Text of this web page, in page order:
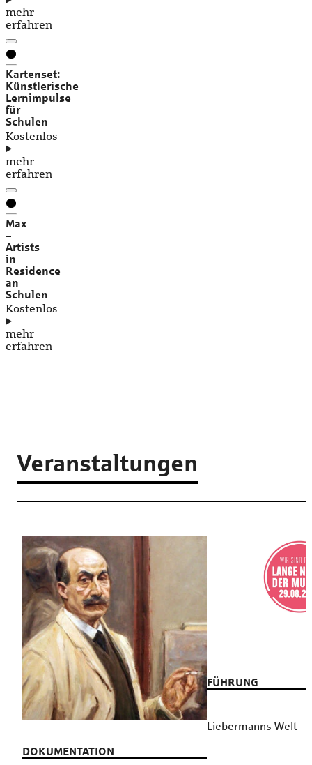
mehr
erfahren
Kartenset:
Künstlerische
Lernimpulse
für
Schulen
Kostenlos
mehr
erfahren
Max
–
Artists
in
Residence
an
Schulen
Kostenlos
mehr
erfahren
Veranstaltungen
DOKUMENTATION
FÜHRUNG
Liebermanns Welt